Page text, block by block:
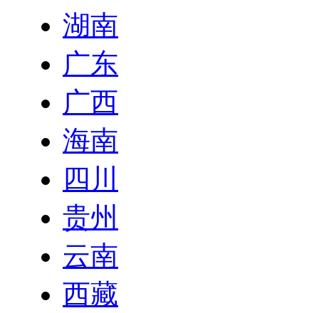
湖南
广东
广西
海南
四川
贵州
云南
西藏